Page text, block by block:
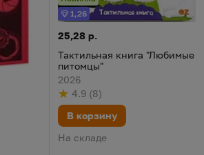
Бонус
1,26
Тактильная книга "Любимые
Цена:
25,28 р.
Тактильная книга "Любимые
питомцы"
2026
Рейтинг
4.9
из 5 (
по результату
8
голосов )
В корзину
На складе